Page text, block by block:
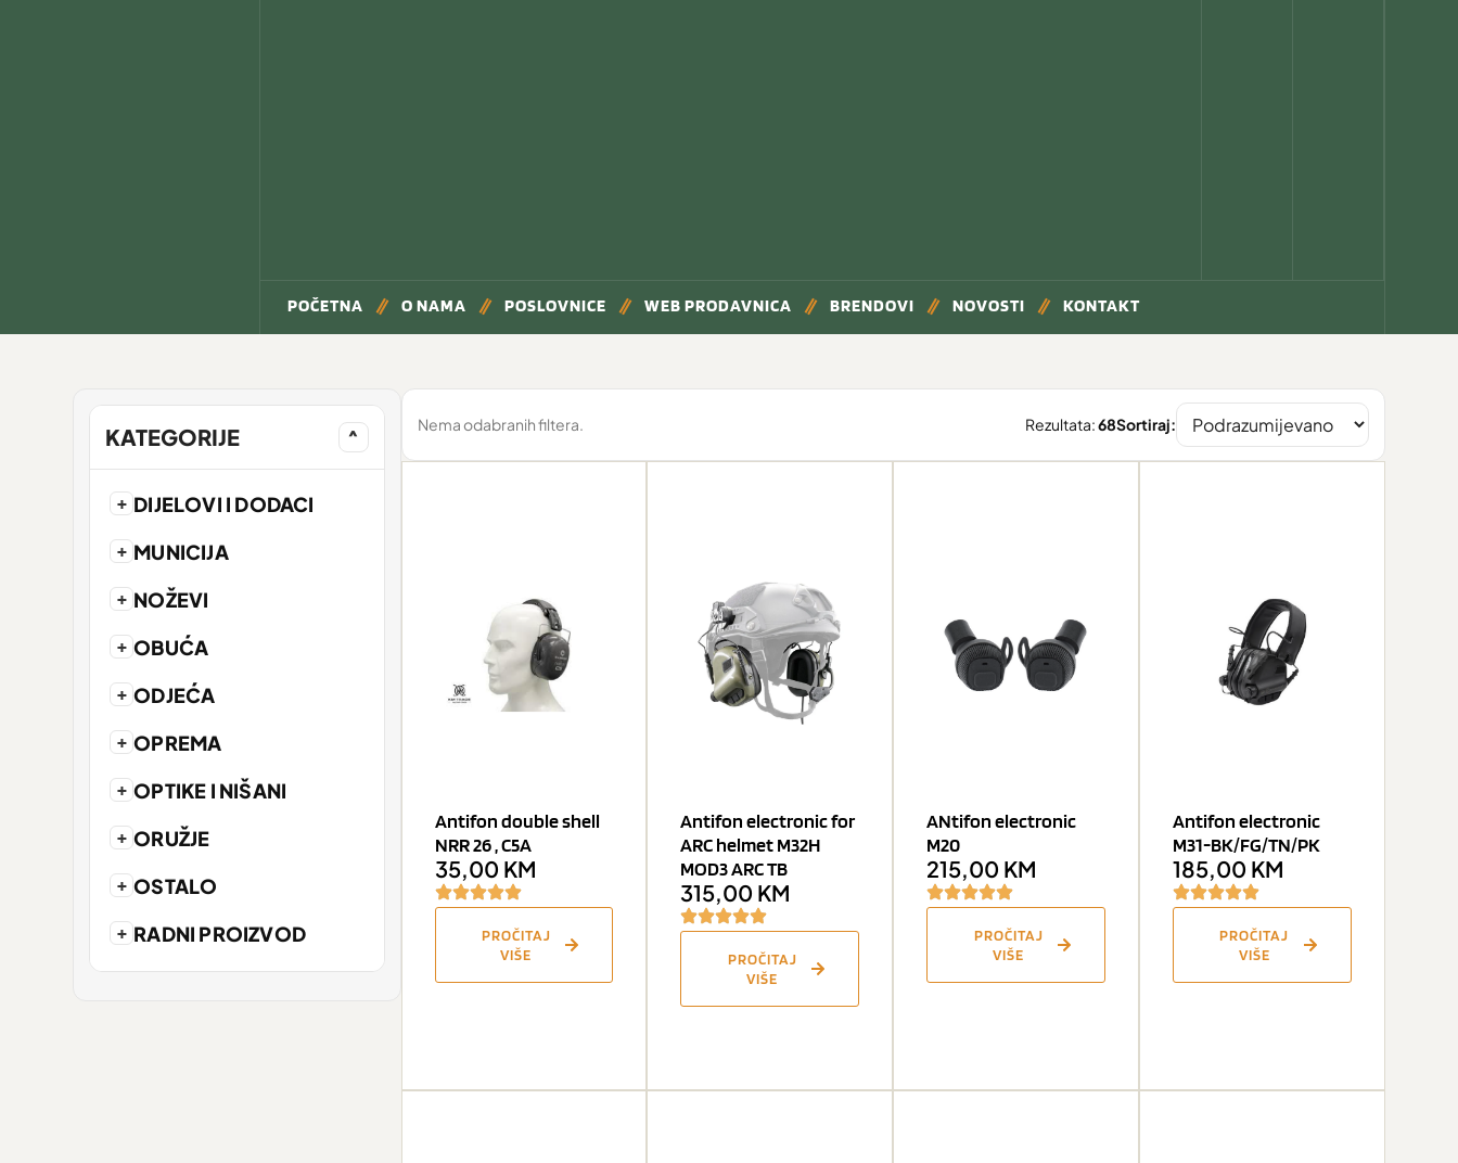
POČETNA O NAMA POSLOVNICE WEB PRODAVNICA BRENDOVI NOVOSTI KONTAKT
KATEGORIJE ^
+ DIJELOVI I DODACI
+ MUNICIJA
+ NOŽEVI
+ OBUĆA
+ ODJEĆA
+ OPREMA
+ OPTIKE I NIŠANI
+ ORUŽJE
+ OSTALO
+ RADNI PROIZVOD
Nema odabranih filtera. Rezultata:68Sortiraj:
Antifon double shell
NRR 26 , C5A
35,00 KM
PROČITAJ
VIŠE
Antifon electronic for
ARC helmet M32H
MOD3 ARC TB
315,00 KM
PROČITAJ
VIŠE
ANtifon electronic
M20
215,00 KM
PROČITAJ
VIŠE
Antifon electronic
M31-BK/FG/TN/PK
185,00 KM
PROČITAJ
VIŠE